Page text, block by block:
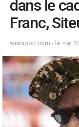
dans le
Franc,
wiwsport.com - le mar